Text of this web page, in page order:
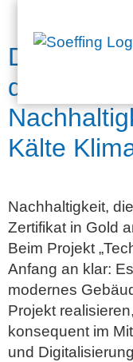
DGNB
den
Kälte
Nachhaltigkeit,
Zertifikat in Gold
Beim Projekt
Anfang an klar:
modernes
Projekt
konsequent im
und